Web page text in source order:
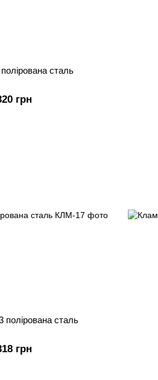
сталь
грн
сталь
грн